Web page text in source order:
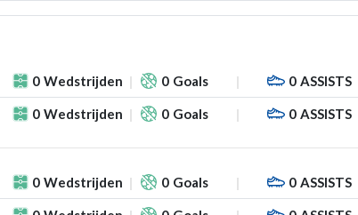
0 Wedstrijden 0 Goals 0 ASSISTS
0 Wedstrijden 0 Goals 0 ASSISTS
0 Wedstrijden 0 Goals 0 ASSISTS